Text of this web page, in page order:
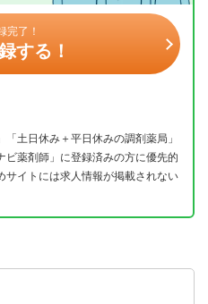
完了！
する！
「土日休み＋平日休みの調剤薬局」
ビ薬剤師」に登録済みの方に優先的
サイトには求人情報が掲載されない